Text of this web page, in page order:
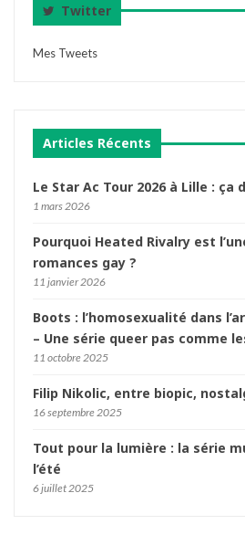
Twitter
Mes Tweets
Articles Récents
Le Star Ac Tour 2026 à Lille : ça
1 mars 2026
Pourquoi Heated Rivalry est
romances gay ?
11 janvier 2026
Boots : l’homosexualité dans
– Une série queer pas comme
11 octobre 2025
Filip Nikolic, entre biopic,
16 septembre 2025
Tout pour la lumière : la série
l’été
6 juillet 2025